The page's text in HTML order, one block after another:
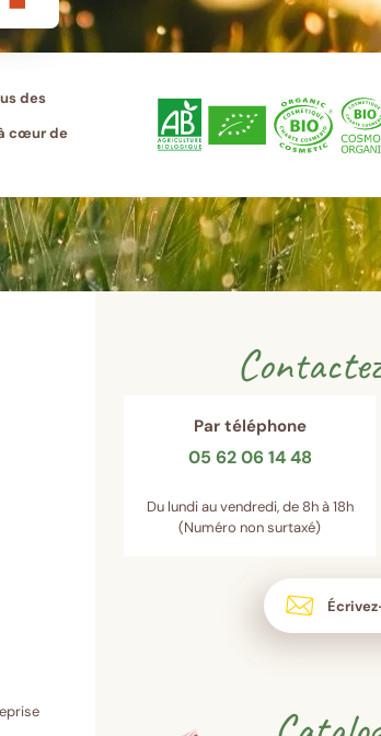
des
cœur de
Par téléphone
05 62 06 14 48
Du lundi au vendredi, de 8h à 18h
(Numéro non surtaxé)